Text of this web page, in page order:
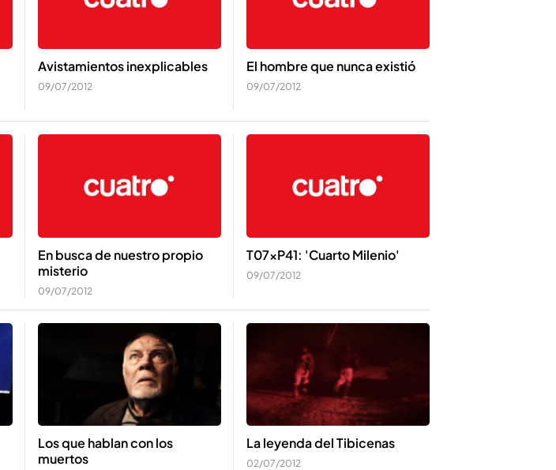
Avistamientos inexplicables
09/07/2012
El hombre que nunca existió
09/07/2012
En busca de nuestro propio
misterio
09/07/2012
T07xP41: 'Cuarto Milenio'
09/07/2012
Los que hablan con los
muertos
La leyenda del Tibicenas
02/07/2012